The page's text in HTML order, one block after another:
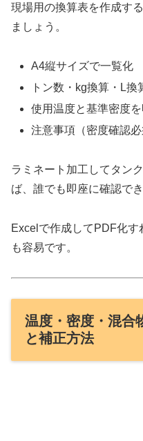
現場用の換算表を作成す
ましょう。
A4縦サイズで一覧化
トン数・kg換算・L換
使用温度と基準密度
注意事項（密度確認
ラミネート加工してタン
ば、誰でも即座に確認でき
Excelで作成してPDF化
も容易です。
温度・密度・混合
と補正方法